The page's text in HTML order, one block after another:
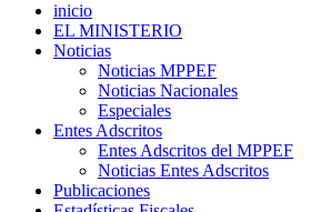
inicio
EL MINISTERIO
Noticias
Noticias MPPEF
Noticias Nacionales
Especiales
Entes Adscritos
Entes Adscritos del MPPEF
Noticias Entes Adscritos
Publicaciones